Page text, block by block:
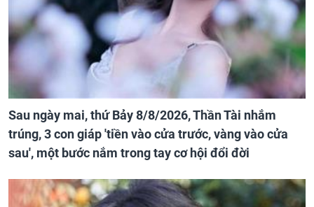
Sau ngày mai, thứ Bảy 8/8/2026, Thần Tài nhắm
trúng, 3 con giáp 'tiền vào cửa trước, vàng vào cửa
sau', một bước nắm trong tay cơ hội đổi đời